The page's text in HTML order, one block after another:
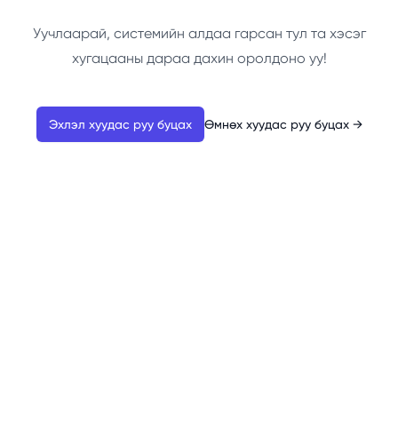
Уучлаарай, системийн алдаа гарсан тул та хэсэг
хугацааны дараа дахин оролдоно уу!
Эхлэл хуудас руу буцах Өмнөх хуудас руу буцах →